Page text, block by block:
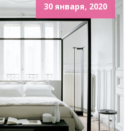
30 января, 2020